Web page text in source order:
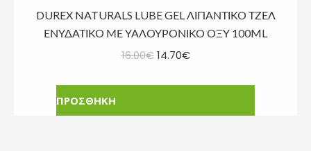
DUREX NATURALS LUBE GEL ΛΙΠΑΝΤΙΚΟ ΤΖΕΛ
ΕΝΥΔΑΤΙΚΟ ΜΕ ΥΑΛΟΥΡΟΝΙΚΟ ΟΞΥ 100ML
16.00€ Original
14.70€Η
ΠΡΟΣΘΗΚΗ